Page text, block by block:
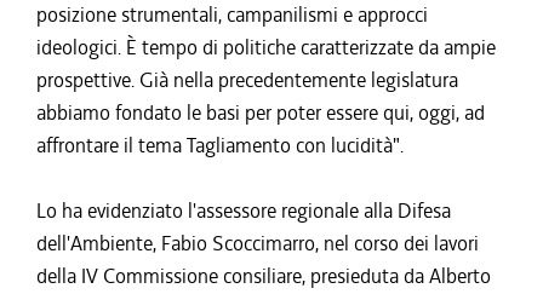
posizione strumentali, campanilismi e approcci
ideologici. È tempo di politiche caratterizzate da ampie
prospettive. Già nella precedentemente legislatura
abbiamo fondato le basi per poter essere qui, oggi, ad
affrontare il tema Tagliamento con lucidità".
Lo ha evidenziato l'assessore regionale alla Difesa
dell'Ambiente, Fabio Scoccimarro, nel corso dei lavori
della IV Commissione consiliare, presieduta da Alberto